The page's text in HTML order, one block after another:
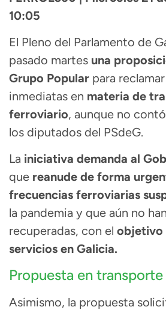
10:05
El Pleno del Parlamento de
pasado martes una
Grupo Popular para
inmediatas en materia de
ferroviario, aunque no
los diputados del PSdeG.
La iniciativa demanda al
que reanude de forma
frecuencias ferroviarias
la pandemia y que aún no
recuperadas, con el objetivo
servicios en Galicia.
Propuesta en
Asimismo, la propuesta